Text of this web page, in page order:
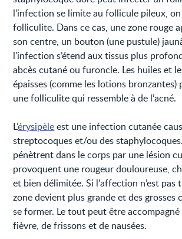
l’infection se limite au follicule pileux,
folliculite. Dans ce cas, une zone rouge
son centre, un bouton (une pustule)
l'infection s’étend aux tissus plus
abcès cutané ou furoncle. Les huiles et
épaisses (comme les lotions bronzantes)
une folliculite qui ressemble à de l’acné.
L’érysipèleest une infection cutanée
streptocoques et/ou des
pénètrent dans le corps par une lésion
provoquent une rougeur douloureuse,
et bien délimitée. Si l'affection n’est pas
zone devient plus grande et des grosses
se former. Le tout peut être
fièvre, de frissons et de nausées.